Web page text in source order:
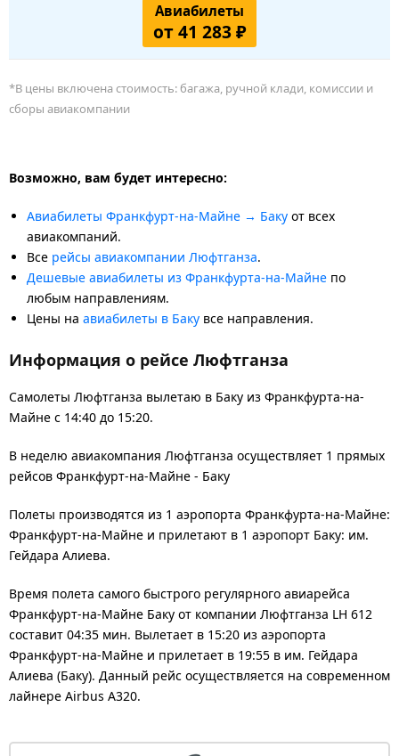
Авиабилеты
от 41 283 ₽
*В цены включена стоимость: багажа, ручной клади, комиссии и
сборы авиакомпании
Возможно, вам будет интересно:
Авиабилеты Франкфурт-на-Майне → Баку от всех
авиакомпаний.
Все рейсы авиакомпании Люфтганза.
Дешевые авиабилеты из Франкфурта-на-Майне по
любым направлениям.
Цены на авиабилеты в Баку все направления.
Информация о рейсе Люфтганза
Самолеты Люфтганза вылетаю в Баку из Франкфурта-на-
Майне с 14:40 до 15:20.
В неделю авиакомпания Люфтганза осуществляет 1 прямых
рейсов Франкфурт-на-Майне - Баку
Полеты производятся из 1 аэропорта Франкфурта-на-Майне:
Франкфурт-на-Майне и прилетают в 1 аэропорт Баку: им.
Гейдара Алиева.
Время полета самого быстрого регулярного авиарейса
Франкфурт-на-Майне Баку от компании Люфтганза LH 612
составит 04:35 мин. Вылетает в 15:20 из аэропорта
Франкфурт-на-Майне и прилетает в 19:55 в им. Гейдара
Алиева (Баку). Данный рейс осуществляется на современном
лайнере Airbus A320.